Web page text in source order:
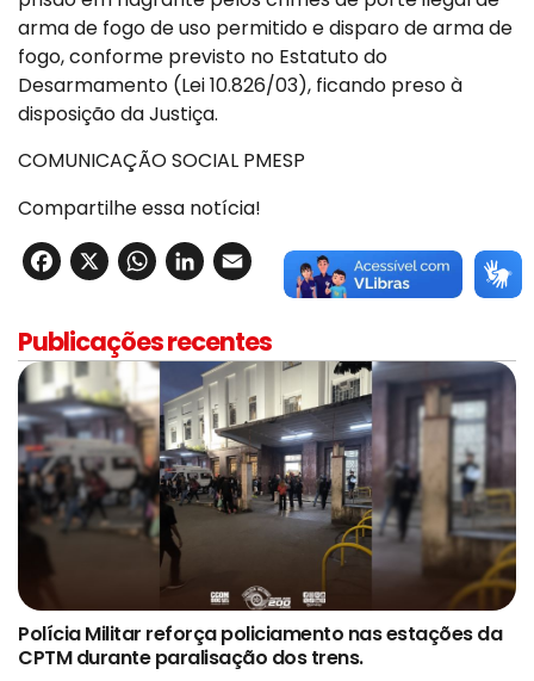
arma de fogo de uso permitido e disparo de arma de
fogo, conforme previsto no Estatuto do
Desarmamento (Lei 10.826/03), ficando preso à
disposição da Justiça.
COMUNICAÇÃO SOCIAL PMESP
Compartilhe essa notícia!
Facebook
X WhatsApp
LinkedIn
Email
Publicações recentes
Polícia Militar reforça policiamento nas estações da
CPTM durante paralisação dos trens.